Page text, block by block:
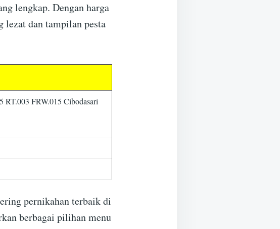
lengkap. Dengan harga
lezat dan tampilan pesta
FRW.015 Cibodasari
pernikahan terbaik di
berbagai pilihan menu